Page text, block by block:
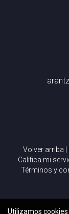
Volver arriba
Califica mi
Términos y
Utilizamos